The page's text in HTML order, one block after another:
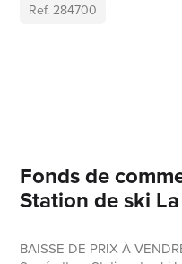
Ref. 284700
Fonds de
Station de ski
BAISSE DE PRIX À